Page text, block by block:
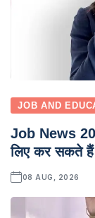
JOB AND
Job News
लिए कर सकते
08 AUG, 2026